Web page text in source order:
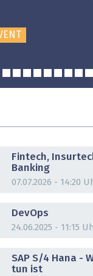
Fintech,
Banking
07.07.2026 - 14:20
DevOps
24.06.2025 - 11:15
SAP S/4 Hana -
tun ist